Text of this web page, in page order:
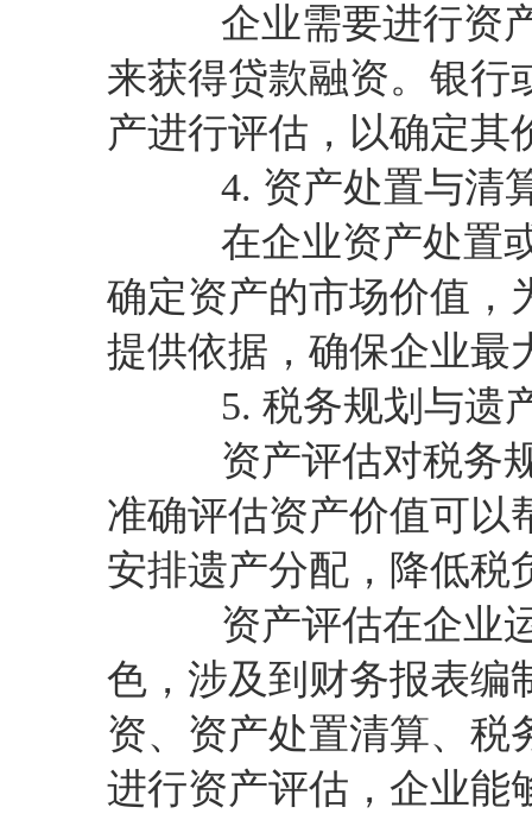
企业需要进行资产
来获得贷款融资。银行
产进行评估，以确定其
4. 资产处置与清
在企业资产处置或
确定资产的市场价值，
提供依据，确保企业最
5. 税务规划与遗
资产评估对税务规
准确评估资产价值可以
安排遗产分配，降低税
资产评估在企业运
色，涉及到财务报表编
资、资产处置清算、税
进行资产评估，企业能